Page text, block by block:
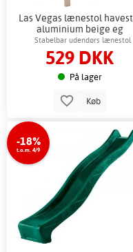
Las Vegas lænestol
aluminium beige eg
Stabelbar udendørs lænestol
529 DKK
På lager
Køb
-18%
t.o.m. 4/9